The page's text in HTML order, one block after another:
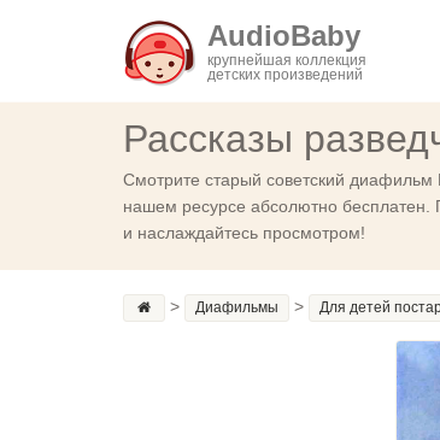
AudioBaby
крупнейшая коллекция
детских произведений
Рассказы
Смотрите старый советский диафильм
нашем ресурсе абсолютно бесплатен.
и наслаждайтесь просмотром!
> Диафильмы > Для детей